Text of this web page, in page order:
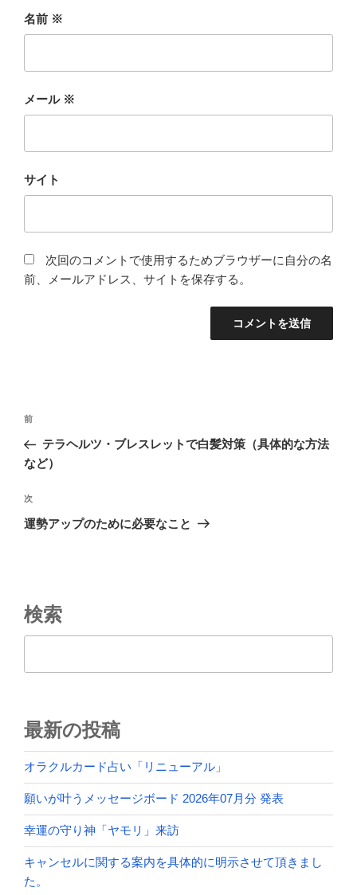
名前 ※
メール ※
サイト
次回のコメントで使用するためブラウザーに自分の名
前、メールアドレス、サイトを保存する。
投
ナ
ゲ
ー
前
の
投
前
テラヘルツ・ブレスレットで白髪対策（具体的な方法
など）
次
の
次
運勢アップのために必要なこと
検索
最新の投稿
オラクルカード占い「リニューアル」
願いが叶うメッセージボード 2026年07月分 発表
幸運の守り神「ヤモリ」来訪
キャンセルに関する案内を具体的に明示させて頂きまし
た。